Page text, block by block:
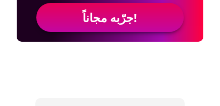
جرّبه مجاناً!